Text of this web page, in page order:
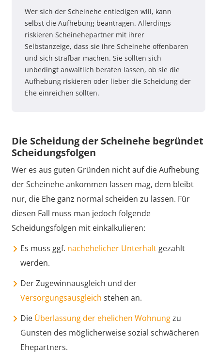
Wer sich der Scheinehe entledigen will, kann
selbst die Aufhebung beantragen. Allerdings
riskieren Scheinehepartner mit ihrer
Selbstanzeige, dass sie ihre Scheinehe offenbaren
und sich strafbar machen. Sie sollten sich
unbedingt anwaltlich beraten lassen, ob sie die
Aufhebung riskieren oder lieber die Scheidung der
Ehe einreichen sollten.
Die Scheidung der Scheinehe begründet
Scheidungsfolgen
Wer es aus guten Gründen nicht auf die Aufhebung
der Scheinehe ankommen lassen mag, dem bleibt
nur, die Ehe ganz normal scheiden zu lassen. Für
diesen Fall muss man jedoch folgende
Scheidungsfolgen mit einkalkulieren:
Es muss ggf. nachehelicher Unterhalt gezahlt
werden.
Der Zugewinnausgleich und der
Versorgungsausgleich stehen an.
Die Überlassung der ehelichen Wohnungzu
Gunsten des möglicherweise sozial schwächeren
Ehepartners.